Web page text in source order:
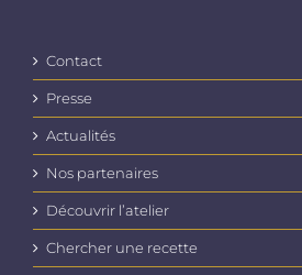
Contact
Presse
Actualités
Nos partenaires
Découvrir l’atelier
Chercher une recette